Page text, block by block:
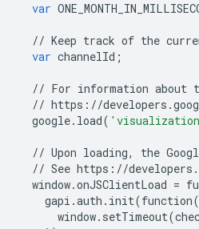
var
// Keep track of the
var channelId ;
// For information about
// https : //developers .
google. load(
// Upon loading, the
// See https : //developers .
window.onJSClientLoad =
gapi .auth . init(function
window. setTimeout(